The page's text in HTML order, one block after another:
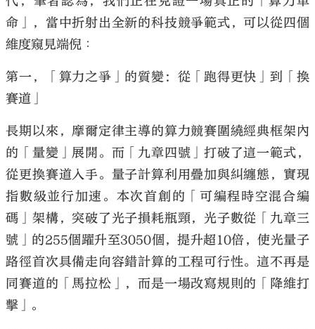
命」，當中折射出全新的科技競爭範式，可以從四個
維度窺見端倪︰
第一，「算力之爭」的質變：從「跑得更快」到「換
賽道」
長期以來，摩爾定律主導的算力競賽圍繞經典框架內
的「量變」展開。而「九章四號」打破了這一範式，
從更換賽道入手。量子計算利用疊加與糾纏態，實現
指數級並行加速。本次首創的「可編程時空混合編
碼」架構，突破了光子損耗瓶頸，光子數從「九章三
號」的255個躍升至3050個，提升超10倍，使光量子
路徑首次具備走向容錯計算的工程可行性。這不再是
同賽道的「馬拉松」，而是一場改寫規則的「降維打
擊」。